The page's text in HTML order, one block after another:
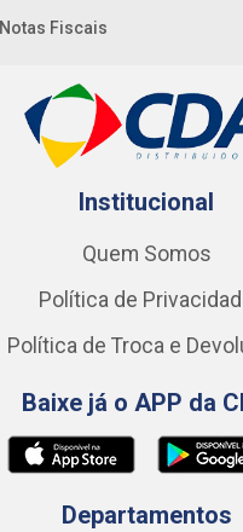
Notas Fiscais
Institucional
Quem Somos
Política de
Política de Troca e
Baixe já o APP da
Departamentos